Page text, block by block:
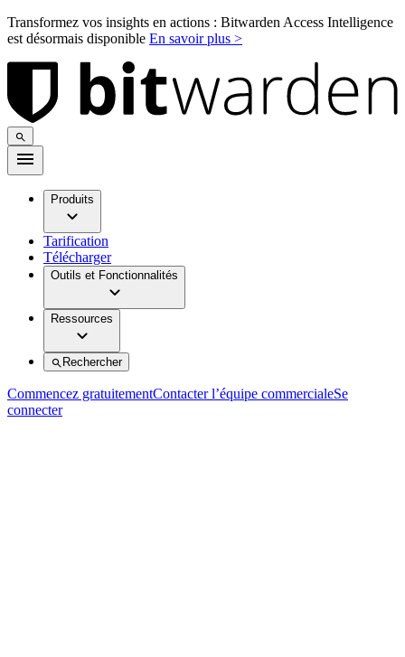
Transformez vos insights en actions : Bitwarden Access Intelligence
est désormais disponible En savoir plus >
Produits
Tarification
Télécharger
Outils et Fonctionnalités
Ressources
Rechercher
Commencez gratuitementContacter l’équipe commercialeSe
connecter